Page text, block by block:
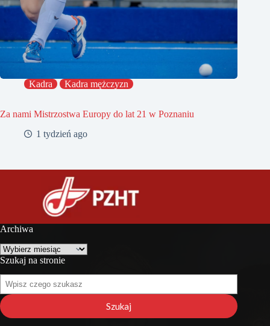
Kadra Kadra mężczyzn
Za nami Mistrzostwa Europy do lat 21 w Poznaniu
1 tydzień ago
Archiwa
Archiwa
Szukaj na stronie
Szukaj
na
stronie
Szukaj